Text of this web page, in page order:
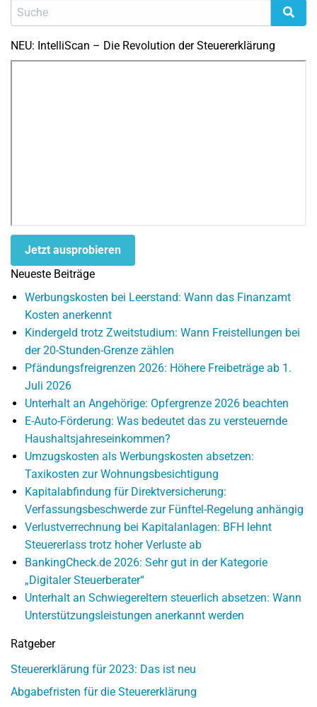
NEU: IntelliScan – Die Revolution der Steuererklärung
Jetzt ausprobieren
Neueste Beiträge
Werbungskosten bei Leerstand: Wann das Finanzamt
Kosten anerkennt
Kindergeld trotz Zweitstudium: Wann Freistellungen bei
der 20-Stunden-Grenze zählen
Pfändungsfreigrenzen 2026: Höhere Freibeträge ab 1.
Juli 2026
Unterhalt an Angehörige: Opfergrenze 2026 beachten
E-Auto-Förderung: Was bedeutet das zu versteuernde
Haushaltsjahreseinkommen?
Umzugskosten als Werbungskosten absetzen:
Taxikosten zur Wohnungsbesichtigung
Kapitalabfindung für Direktversicherung:
Verfassungsbeschwerde zur Fünftel-Regelung anhängig
Verlustverrechnung bei Kapitalanlagen: BFH lehnt
Steuererlass trotz hoher Verluste ab
BankingCheck.de 2026: Sehr gut in der Kategorie
„Digitaler Steuerberater“
Unterhalt an Schwiegereltern steuerlich absetzen: Wann
Unterstützungsleistungen anerkannt werden
Ratgeber
Steuererklärung für 2023: Das ist neu
Abgabefristen für die Steuererklärung